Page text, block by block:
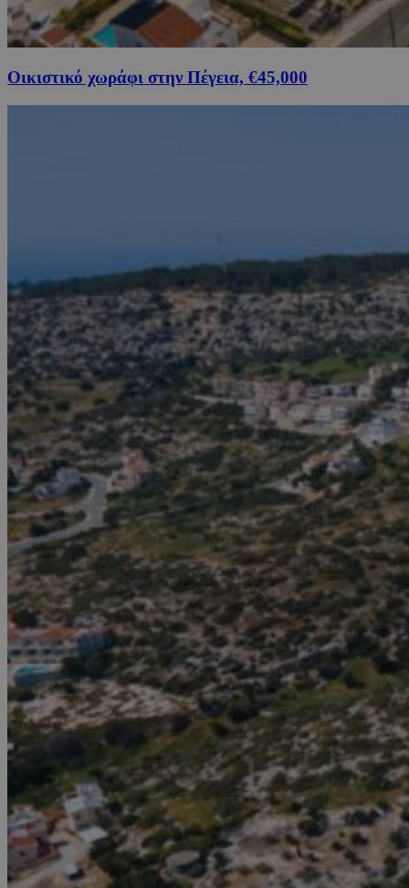
Οικιστικό χωράφι στην Πέγεια, €45,000